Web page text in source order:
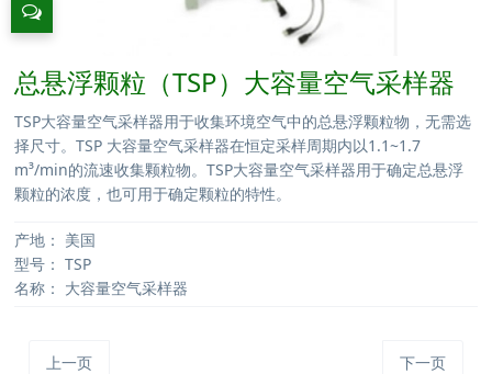
总悬浮颗粒（TSP）大容量空气采样器
TSP大容量空气采样器用于收集环境空气中的总悬浮颗粒物，无需选
择尺寸。TSP 大容量空气采样器在恒定采样周期内以1.1~1.7
m³/min的流速收集颗粒物。TSP大容量空气采样器用于确定总悬浮
颗粒的浓度，也可用于确定颗粒的特性。
产地： 美国
型号： TSP
名称： 大容量空气采样器
上一页 下一页